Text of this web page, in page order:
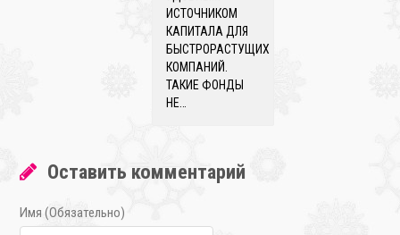
ИСТОЧНИКОМ
КАПИТАЛА ДЛЯ
БЫСТРОРАСТУЩИХ
КОМПАНИЙ.
ТАКИЕ ФОНДЫ
НЕ…
Оставить комментарий
Имя (Обязательно)